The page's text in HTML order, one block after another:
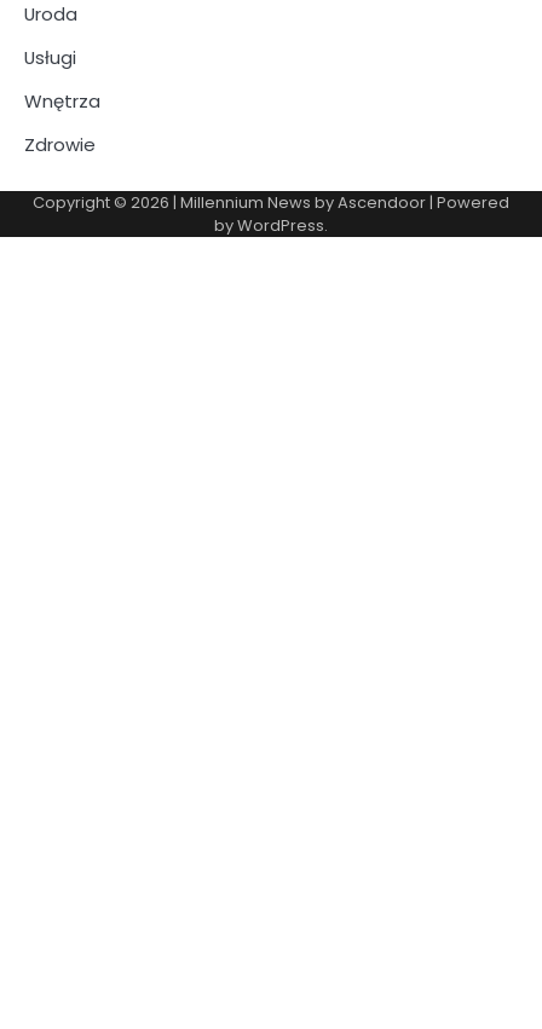
Uroda
Usługi
Wnętrza
Zdrowie
Copyright © 2026 | Millennium News byAscendoor | Powered
byWordPress.